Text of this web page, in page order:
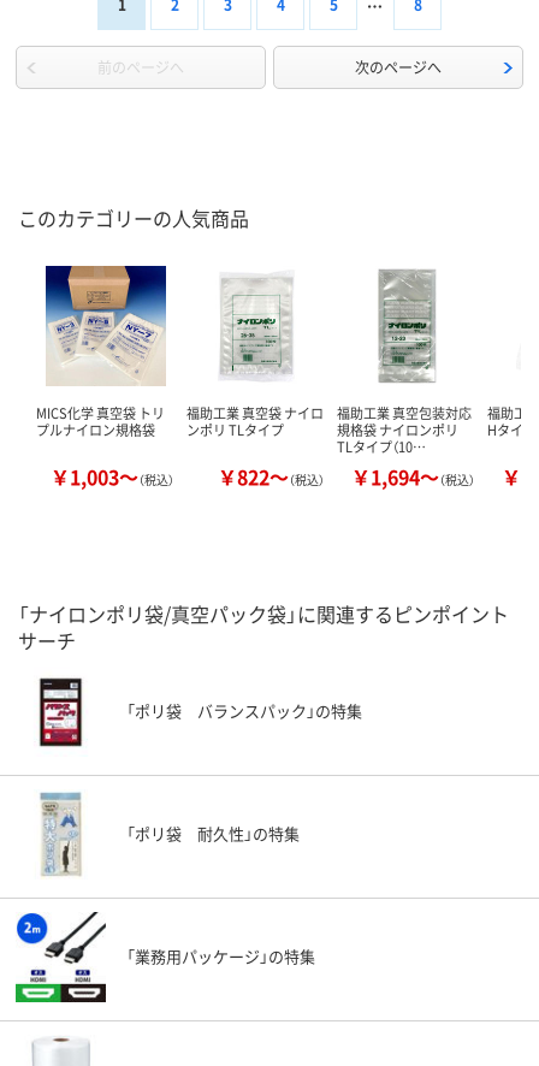
1 2 3 4 5 8
前のページへ 次のページへ
このカテゴリーの人気商品
MICS化学 真空袋 トリ
プルナイロン規格袋
￥1,003～（税込）
福助工業 真空袋 ナイロ
ンポリ TLタイプ
￥822～（税込）
福助工業 真空包装対応
規格袋 ナイロンポリ
TLタイプ（10…
￥1,694～（税込）
福助工
Hタイプ
￥
「ナイロンポリ袋/真空パック袋」に関連するピンポイント
サーチ
「ポリ袋 バランスパック」の特集
「ポリ袋 耐久性」の特集
「業務用パッケージ」の特集